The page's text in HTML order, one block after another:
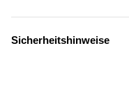
Sicherheitshinweise